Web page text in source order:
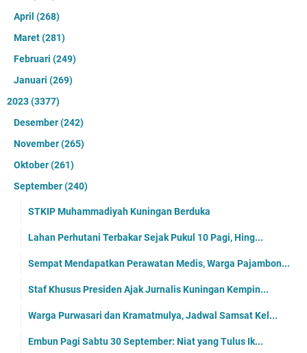
April (268)
Maret(281)
Februari (249)
Januari (269)
2023(3377)
Desember(242)
November(265)
Oktober(261)
September(240)
STKIP Muhammadiyah Kuningan Berduka
Lahan Perhutani Terbakar Sejak Pukul 10 Pagi, Hing...
Sempat Mendapatkan Perawatan Medis, Warga Pajambon...
Staf Khusus Presiden Ajak Jurnalis Kuningan Kempin...
Warga Purwasari dan Kramatmulya, Jadwal Samsat Kel...
Embun Pagi Sabtu 30 September: Niat yang Tulus Ik...